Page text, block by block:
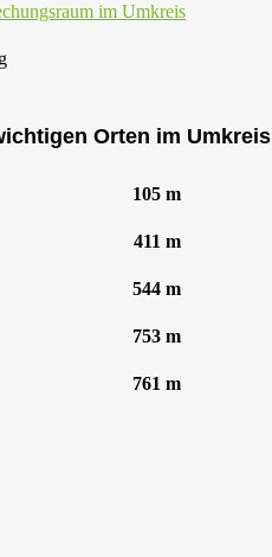
im Umkreis
Orten im Umkreis
105 m
411 m
544 m
753 m
761 m